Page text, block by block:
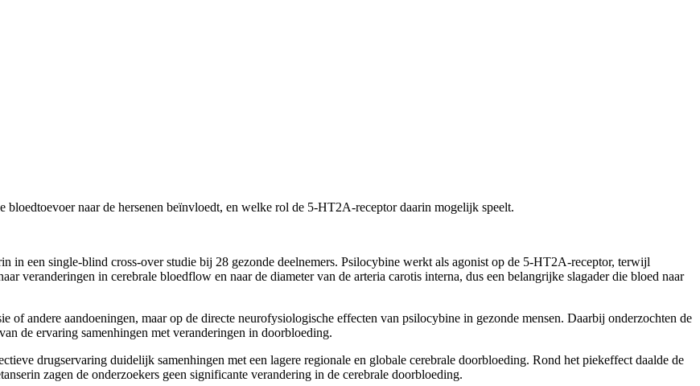
bloedtoevoer naar de hersenen beïnvloedt, en welke rol de 5-HT2A-receptor daarin mogelijk speelt.
in een single-blind cross-over studie bij 28 gezonde deelnemers. Psilocybine werkt als agonist op de 5-HT2A-receptor, terwijl
veranderingen in cerebrale bloedflow en naar de diameter van de arteria carotis interna, dus een belangrijke slagader die bloed naar
andere aandoeningen, maar op de directe neurofysiologische effecten van psilocybine in gezonde mensen. Daarbij onderzochten de
de ervaring samenhingen met veranderingen in doorbloeding.
drugservaring duidelijk samenhingen met een lagere regionale en globale cerebrale doorbloeding. Rond het piekeffect daalde de
zagen de onderzoekers geen significante verandering in de cerebrale doorbloeding.